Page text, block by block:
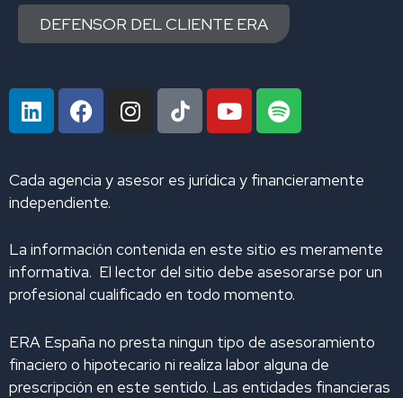
DEFENSOR DEL CLIENTE ERA
L
i
k
e
d
n
F
a
b
o
k
I
n
a
a
m
Y
o
u
S
p
i
Cada agencia y asesor es jurídica y financieramente
independiente.
La información contenida en este sitio es meramente
informativa. El lector del sitio debe asesorarse por un
profesional cualificado en todo momento.
ERA España no presta ningun tipo de asesoramiento
finaciero o hipotecario ni realiza labor alguna de
prescripción en este sentido. Las entidades financieras